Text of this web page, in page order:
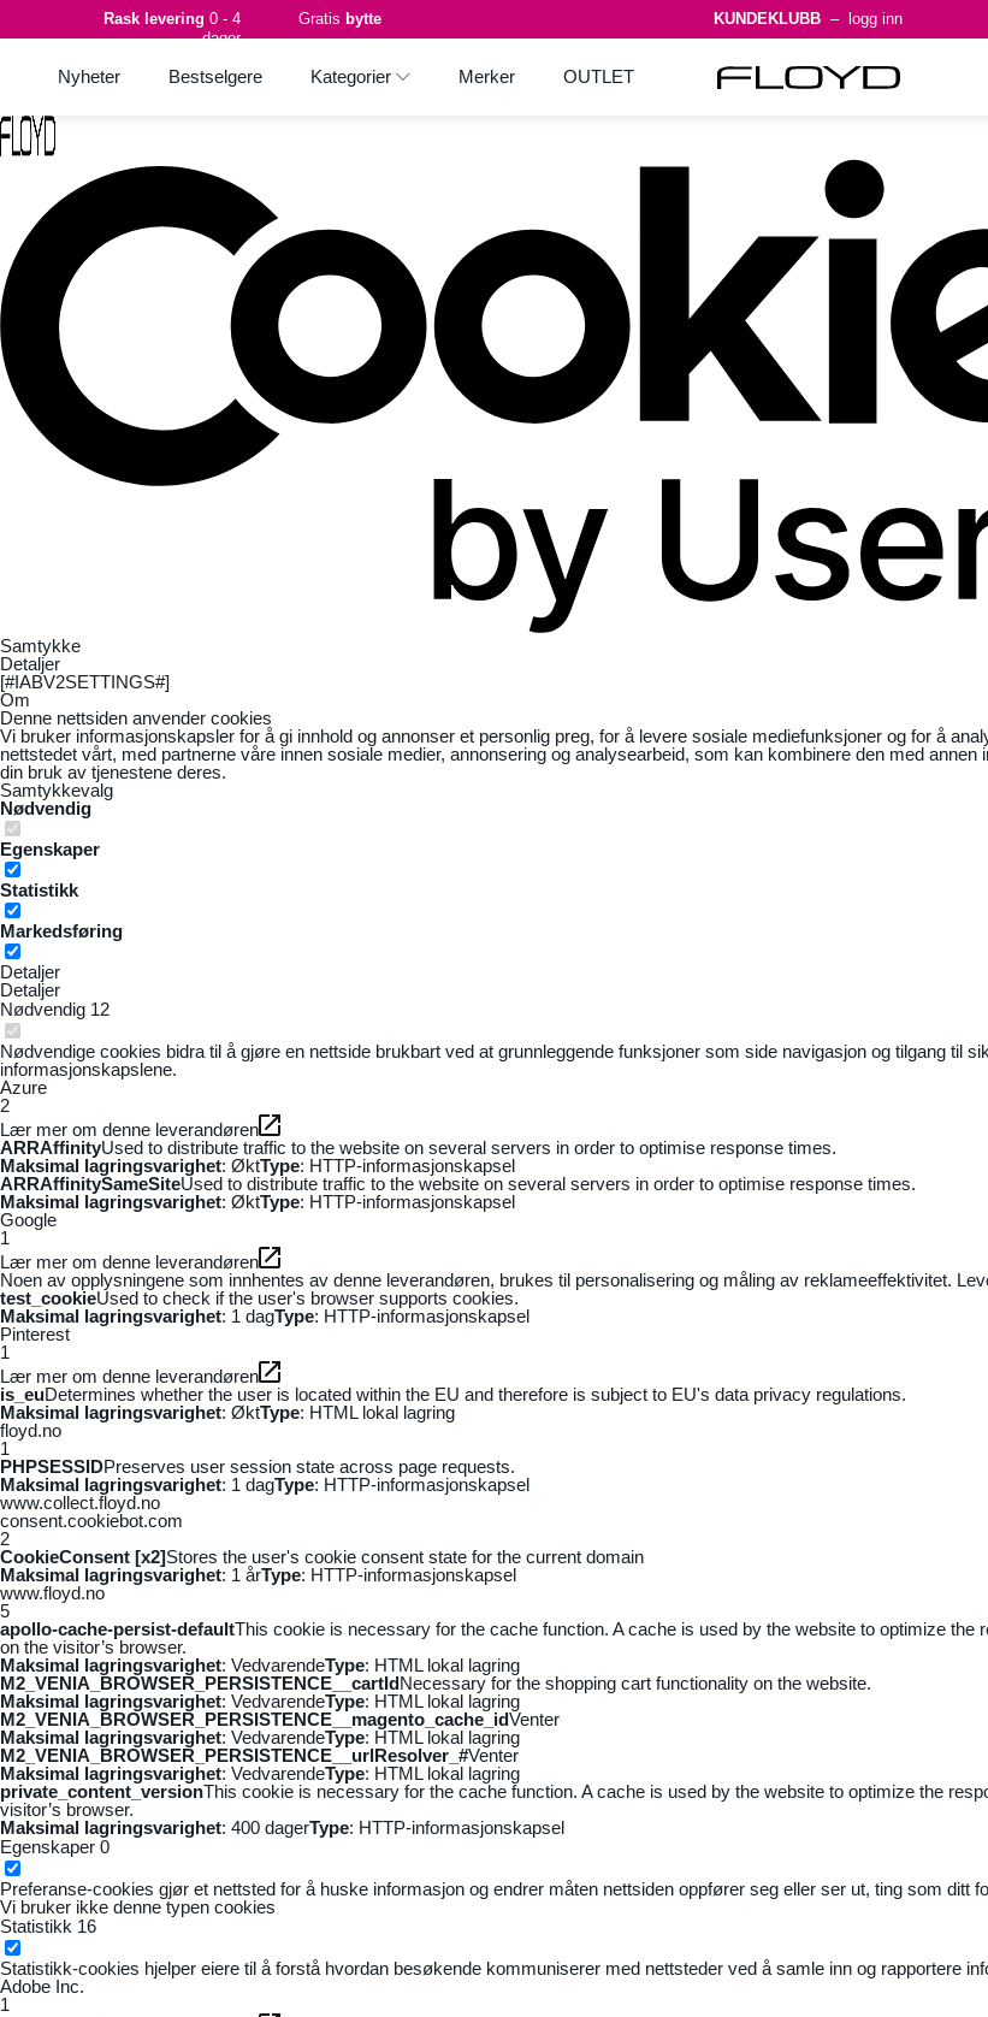
Samtykke
Detaljer
[#IABV2SETTINGS#]
Om
Denne nettsiden anvender cookies
Vi bruker informasjonskapsler for å gi innhold og annonser et personlig preg, for å levere sosiale mediefunksjoner og for å
nettstedet vårt, med partnerne våre innen sosiale medier, annonsering og analysearbeid, som kan kombinere den med
din bruk av tjenestene deres.
Samtykkevalg
Nødvendig
Egenskaper
Statistikk
Markedsføring
Detaljer
Detaljer
Nødvendig 12
Nødvendige cookies bidra til å gjøre en nettside brukbart ved at grunnleggende funksjoner som side navigasjon og tilgang til
informasjonskapslene.
Azure
2
Lær mer om denne leverandøren
ARRAffinityUsed to distribute traffic to the website on several servers in order to optimise response times.
Maksimal lagringsvarighet: ØktType: HTTP-informasjonskapsel
ARRAffinitySameSiteUsed to distribute traffic to the website on several servers in order to optimise response times.
Maksimal lagringsvarighet: ØktType: HTTP-informasjonskapsel
Google
1
Lær mer om denne leverandøren
Noen av opplysningene som innhentes av denne leverandøren, brukes til personalisering og måling av reklameeffektivitet.
test_cookieUsed to check if the user's browser supports cookies.
Maksimal lagringsvarighet: 1 dagType: HTTP-informasjonskapsel
Pinterest
1
Lær mer om denne leverandøren
is_euDetermines whether the user is located within the EU and therefore is subject to EU's data privacy regulations.
Maksimal lagringsvarighet: ØktType: HTML lokal lagring
floyd.no
1
PHPSESSIDPreserves user session state across page requests.
Maksimal lagringsvarighet: 1 dagType: HTTP-informasjonskapsel
www.collect.floyd.no
consent.cookiebot.com
2
CookieConsent [x2]Stores the user's cookie consent state for the current domain
Maksimal lagringsvarighet: 1 årType: HTTP-informasjonskapsel
www.floyd.no
5
apollo-cache-persist-defaultThis cookie is necessary for the cache function. A cache is used by the website to optimize
on the visitor’s browser.
Maksimal lagringsvarighet: VedvarendeType: HTML lokal lagring
M2_VENIA_BROWSER_PERSISTENCE__cartIdNecessary for the shopping cart functionality on the website.
Maksimal lagringsvarighet: VedvarendeType: HTML lokal lagring
M2_VENIA_BROWSER_PERSISTENCE__magento_cache_idVenter
Maksimal lagringsvarighet: VedvarendeType: HTML lokal lagring
M2_VENIA_BROWSER_PERSISTENCE__urlResolver_#Venter
Maksimal lagringsvarighet: VedvarendeType: HTML lokal lagring
private_content_versionThis cookie is necessary for the cache function. A cache is used by the website to optimize the
visitor’s browser.
Maksimal lagringsvarighet: 400 dagerType: HTTP-informasjonskapsel
Egenskaper 0
Preferanse-cookies gjør et nettsted for å huske informasjon og endrer måten nettsiden oppfører seg eller ser ut, ting som ditt
Vi bruker ikke denne typen cookies
Statistikk 16
Statistikk-cookies hjelper eiere til å forstå hvordan besøkende kommuniserer med nettsteder ved å samle inn og rapportere
Adobe Inc.
1
Rask levering 0 - 4
dager
Gratis bytte KUNDEKLUBB – logg inn
Nyheter Bestselgere Kategorier Merker OUTLET